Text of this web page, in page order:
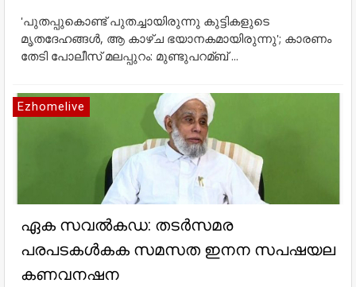
'പുതപ്പുകൊണ്ട് പുതച്ചായിരുന്നു കുട്ടികളുടെ
മൃതദേഹങ്ങള്‍, ആ കാഴ്ച ഭയാനകമായിരുന്നു'; കാരണം
തേടി പോലീസ് മലപ്പുറം: മുണ്ടുപറമ്ബ് ...
Ezhomelive
ഏക സവൽകഡ: തടർസമര
പരപടകൾകക സമസത ഇനന സപഷയല
കണവനഷന